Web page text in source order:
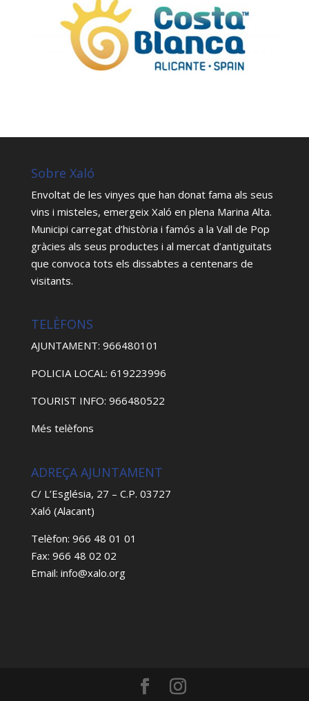
Sobre Xaló
Envoltat de les vinyes que han donat fama als seus
vins i misteles, emergeix Xaló en plena Marina Alta.
Municipi carregat d’història i famós a la Vall de Pop
gràcies als seus productes i al mercat d’antiguitats
que convoca tots els dissabtes a centenars de
visitants.
TELÈFONS
AJUNTAMENT: 966480101
POLICIA LOCAL: 619223996
TOURIST INFO: 966480522
Més telèfons
ADREÇA AJUNTAMENT
C/ L’Església, 27 – C.P. 03727
Xaló (Alacant)
Telèfon: 966 48 01 01
Fax: 966 48 02 02
Email: info@xalo.org